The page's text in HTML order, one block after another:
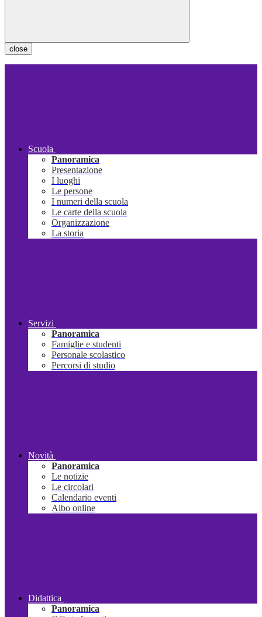
close
Scuola
Panoramica
Presentazione
I luoghi
Le persone
I numeri della scuola
Le carte della scuola
Organizzazione
La storia
Servizi
Panoramica
Famiglie e studenti
Personale scolastico
Percorsi di studio
Novità
Panoramica
Le notizie
Le circolari
Calendario eventi
Albo online
Didattica
Panoramica